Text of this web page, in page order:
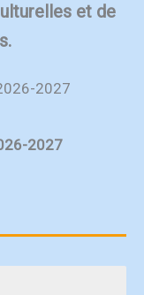
et de
2027
2027